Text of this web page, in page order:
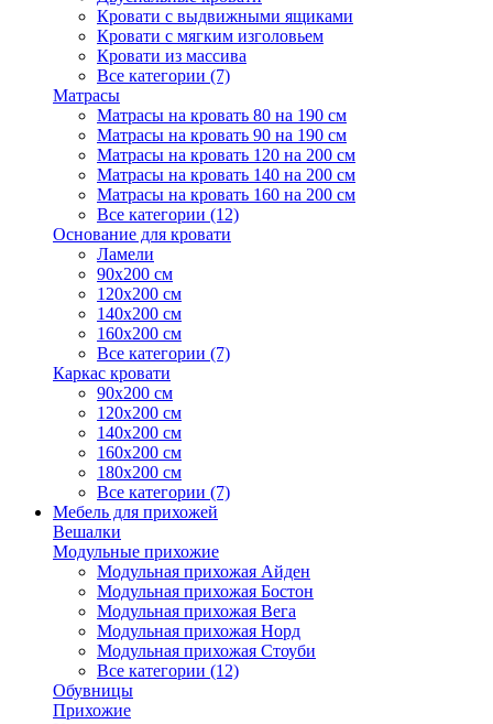
Кровати с выдвижными ящиками
Кровати с мягким изголовьем
Кровати из массива
Все категории (7)
Матрасы
Матрасы на кровать 80 на 190 см
Матрасы на кровать 90 на 190 см
Матрасы на кровать 120 на 200 см
Матрасы на кровать 140 на 200 см
Матрасы на кровать 160 на 200 см
Все категории (12)
Основание для кровати
Ламели
90х200 см
120х200 см
140х200 см
160х200 см
Все категории (7)
Каркас кровати
90х200 см
120х200 см
140х200 см
160х200 см
180х200 см
Все категории (7)
Мебель для прихожей
Вешалки
Модульные прихожие
Модульная прихожая Айден
Модульная прихожая Бостон
Модульная прихожая Вега
Модульная прихожая Норд
Модульная прихожая Стоуби
Все категории (12)
Обувницы
Прихожие